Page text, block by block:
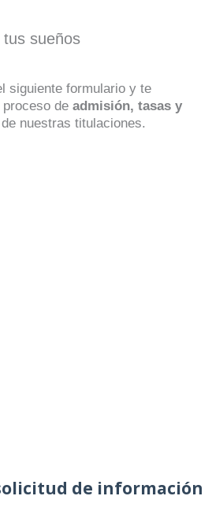
sueños
siguiente formulario y te
de admisión, tasas y
nuestras titulaciones.